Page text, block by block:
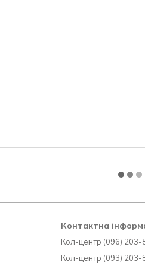
Контактна
Кол-центр (096) 203-
Кол-центр (093) 203-